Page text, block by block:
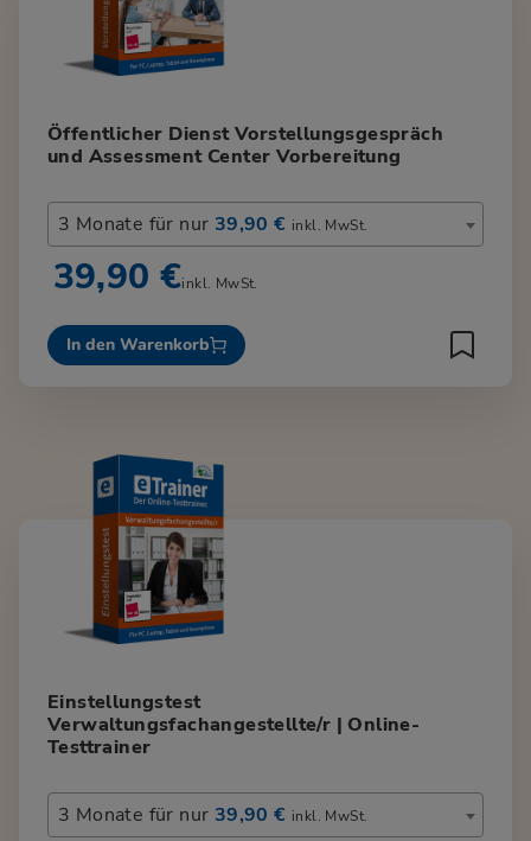
Öffentlicher Dienst Vorstellungsgespräch
und Assessment Center Vorbereitung
3 Monate für nur 39,90 € inkl. MwSt.
39,90 €inkl. MwSt.
In den Warenkorb
Einstellungstest
Verwaltungsfachangestellte/r | Online-
Testtrainer
3 Monate für nur 39,90 € inkl. MwSt.